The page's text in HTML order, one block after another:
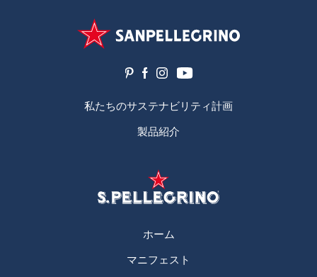
私たちのサステナビリティ計画
製品紹介
ホーム
マニフェスト